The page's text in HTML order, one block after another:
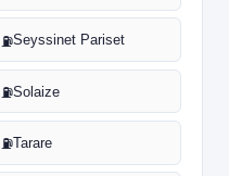
⛽Seyssinet Pariset
⛽Solaize
⛽Tarare